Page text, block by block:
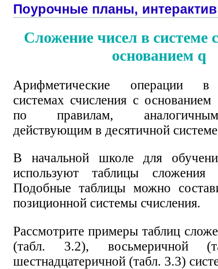
Поурочные планы, интерактив
Сложение чисел в системе
основанием q
Арифметические операции в
системах счисления с
по правилам,
действующим в десятичной
В начальной школе для
используют таблицы
Подобные таблицы можно
позиционной системы счисления.
Рассмотрите примеры таблиц
(табл. 3.2), восьмеричной
шестнадцатеричной (табл. 3.3)